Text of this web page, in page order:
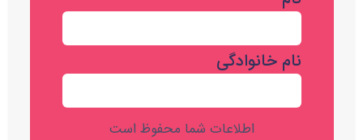
نام خانوادگی
اطلاعات شما محفوظ است